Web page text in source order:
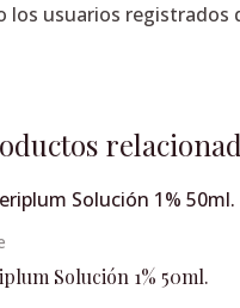
los usuarios registrados
Solución 1% 50ml.